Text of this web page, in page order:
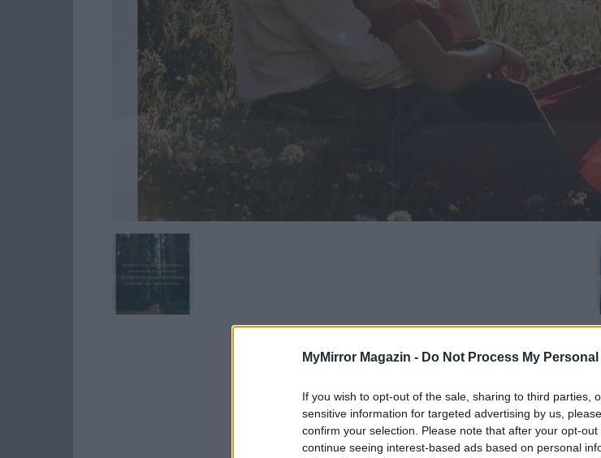
MyMirror Magazin - Do Not Process My
If you wish to opt-out of the sale, sharing to third parties,
sensitive information for targeted advertising by us,
confirm your selection. Please note that after your opt-
continue seeing interest-based ads based on personal